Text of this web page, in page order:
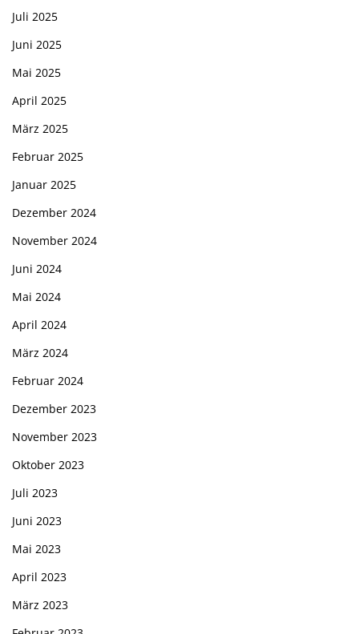
Juli 2025
Juni 2025
Mai 2025
April 2025
März 2025
Februar 2025
Januar 2025
Dezember 2024
November 2024
Juni 2024
Mai 2024
April 2024
März 2024
Februar 2024
Dezember 2023
November 2023
Oktober 2023
Juli 2023
Juni 2023
Mai 2023
April 2023
März 2023